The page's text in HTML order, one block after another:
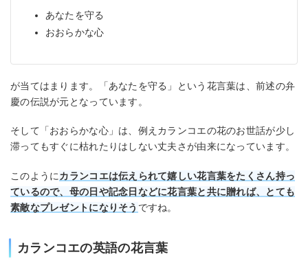
あなたを守る
おおらかな心
が当てはまります。「あなたを守る」という花言葉は、前述の弁
慶の伝説が元となっています。
そして「おおらかな心」は、例えカランコエの花のお世話が少し
滞ってもすぐに枯れたりはしない丈夫さが由来になっています。
このようにカランコエは伝えられて嬉しい花言葉をたくさん持っ
ているので、母の日や記念日などに花言葉と共に贈れば、とても
素敵なプレゼントになりそう ですね。
カランコエの英語の花言葉